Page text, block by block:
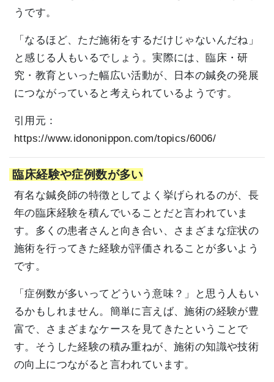
うです。
「なるほど、ただ施術をするだけじゃないんだね」
と感じる人もいるでしょう。実際には、臨床・研
究・教育といった幅広い活動が、日本の鍼灸の発展
につながっていると考えられているようです。
引用元：
https://www.idononippon.com/topics/6006/
臨床経験や症例数が多い
有名な鍼灸師の特徴としてよく挙げられるのが、長
年の臨床経験を積んでいることだと言われていま
す。多くの患者さんと向き合い、さまざまな症状の
施術を行ってきた経験が評価されることが多いよう
です。
「症例数が多いってどういう意味？」と思う人もい
るかもしれません。簡単に言えば、施術の経験が豊
富で、さまざまなケースを見てきたということで
す。そうした経験の積み重ねが、施術の知識や技術
の向上につながると言われています。